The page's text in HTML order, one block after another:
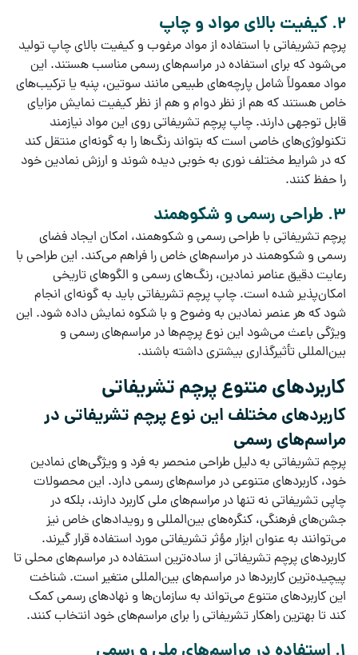
2. کیفیت بالای مواد و چاپ
پرچم تشریفاتی با استفاده ازمواد مرغوب و کیفیت بالای چاپتولید
می‌شود که برای استفاده در مراسم‌های رسمی مناسب هستند. این
مواد معمولاً شاملپارچه‌های طبیعیمانند سوتین، پنبهیا ترکیب‌های
خاصهستند که هم از نظردوام و هم از نظرکیفیت نمایشمزایای
قابل توجهی دارند. چاپ پرچم تشریفاتیروی این مواد نیازمند
تکنولوژی‌های خاصی است که بتواند رنگ‌ها را به گونه‌ای منتقل کند
که در شرایط مختلف نوری به خوبی دیده شوند و ارزش نمادین خود
را حفظ کنند.
3. طراحی رسمی و شکوهمند
پرچم تشریفاتی با طراحی رسمی و شکوهمند، امکان ایجاد فضای
رسمی و شکوهمند در مراسم‌های خاص را فراهم می‌کند. این طراحی با
رعایت دقیقعناصر نمادین، رنگ‌های رسمی و الگوهای تاریخی
امکان‌پذیر شده است. چاپ پرچم تشریفاتی باید به گونه‌ای انجام
شود که هر عنصر نمادین به وضوح و با شکوه نمایش داده شود. این
ویژگی باعث می‌شود این نوع پرچم‌ها در مراسم‌های رسمی و
بین‌المللی تأثیرگذاری بیشتری داشته باشند.
کاربردهای متنوع پرچم تشریفاتی
کاربردهای مختلف این نوع پرچم تشریفاتی در
مراسم‌های رسمی
پرچم تشریفاتی به دلیل طراحی منحصر به فرد و ویژگی‌های نمادین
خود، کاربردهای متنوعی در مراسم‌های رسمی دارد. اینمحصولات
چاپی تشریفاتی نه تنها درمراسم‌های ملیکاربرد دارند، بلکه در
جشن‌های فرهنگی، کنگره‌های بین‌المللی و رویدادهای خاص نیز
می‌توانند به عنوان ابزار مؤثر تشریفاتی مورد استفاده قرار گیرند.
کاربردهای پرچم تشریفاتی از ساده‌ترین استفاده در مراسم‌های محلی تا
پیچیده‌ترین کاربردها در مراسم‌های بین‌المللی متغیر است. شناخت
این کاربردهای متنوع می‌تواند به سازمان‌ها و نهادهای رسمی کمک
کند تا بهترین راهکار تشریفاتی را برای مراسم‌های خود انتخاب کنند.